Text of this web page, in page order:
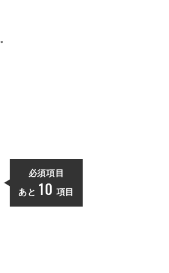
必須項目
あと 10 項目